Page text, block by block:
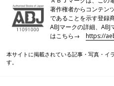
著作権者からコンテン
であることを示す登録
ABJマークの詳細、
はこちら→https://
本サイトに掲載されている記事・写真・イ
す。